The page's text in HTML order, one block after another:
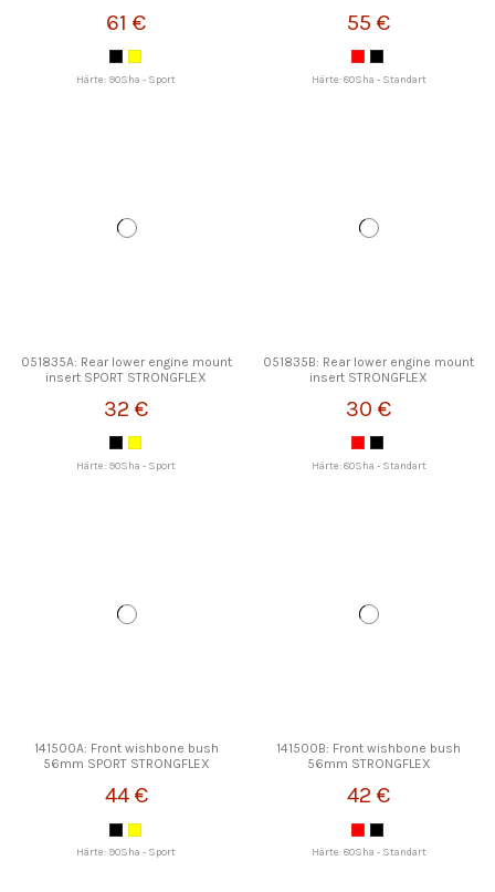
61 €
Härte: 90Sha - Sport
55 €
Härte: 80Sha - Standart
051835A: Rear lower engine mount
insert SPORT STRONGFLEX
32 €
Härte: 90Sha - Sport
051835B: Rear lower engine mount
insert STRONGFLEX
30 €
Härte: 80Sha - Standart
141500A: Front wishbone bush
56mm SPORT STRONGFLEX
44 €
Härte: 90Sha - Sport
141500B: Front wishbone bush
56mm STRONGFLEX
42 €
Härte: 80Sha - Standart